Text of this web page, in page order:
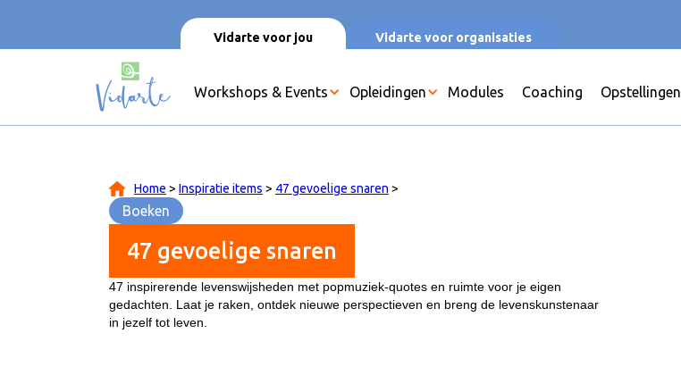
Vidarte voor jou Vidarte voor organisaties
Workshops & Events Opleidingen Modules Coaching Opstellingen
Home > Inspiratie items > 47 gevoelige snaren >
Boeken
47 gevoelige snaren
47 inspirerende levenswijsheden met popmuziek-quotes en ruimte voor je eigen
gedachten. Laat je raken, ontdek nieuwe perspectieven en breng de levenskunstenaar
in jezelf tot leven.